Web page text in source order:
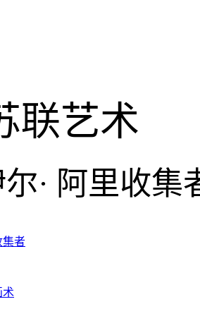
联艺术
· 阿里收集
集者
术